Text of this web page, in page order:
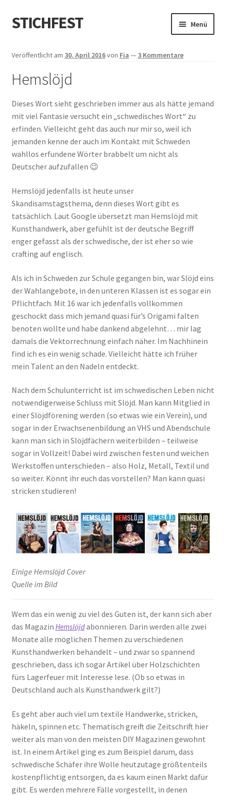
Zur
Navigation
Zum
Inhalt
STICHFEST Menü
Blog
Shop
About me
Veröffentlicht am 30. April 2016von Fia — 3 Kommentare
Hemslöjd
Dieses Wort sieht geschrieben immer aus als hätte jemand
mit viel Fantasie versucht ein „schwedisches Wort“ zu
erfinden. Vielleicht geht das auch nur mir so, weil ich
jemanden kenne der auch im Kontakt mit Schweden
wahllos erfundene Wörter brabbelt um nicht als
Deutscher aufzufallen 😉
Hemslöjd jedenfalls ist heute unser
Skandisamstagsthema, denn dieses Wort gibt es
tatsächlich. Laut Google übersetzt man Hemslöjd mit
Kunsthandwerk, aber gefühlt ist der deutsche Begriff
enger gefasst als der schwedische, der ist eher so wie
crafting auf englisch.
Als ich in Schweden zur Schule gegangen bin, war Slöjd eins
der Wahlangebote, in den unteren Klassen ist es sogar ein
Pflichtfach. Mit 16 war ich jedenfalls vollkommen
geschockt dass mich jemand quasi für’s Origami falten
benoten wollte und habe dankend abgelehnt… mir lag
damals die Vektorrechnung einfach näher. Im Nachhinein
find ich es ein wenig schade. Vielleicht hätte ich früher
mein Talent an den Nadeln entdeckt.
Nach dem Schulunterricht ist im schwedischen Leben nicht
notwendigerweise Schluss mit Slöjd. Man kann Mitglied in
einer Slöjdförening werden (so etwas wie ein Verein), und
sogar in der Erwachsenenbildung an VHS und Abendschule
kann man sich in Slöjdfächern weiterbilden – teilweise
sogar in Vollzeit! Dabei wird zwischen festen und weichen
Werkstoffen unterschieden – also Holz, Metall, Textil und
so weiter. Könnt ihr euch das vorstellen? Man kann quasi
stricken studieren!
Einige Hemslöjd Cover
Quelle im Bild
Wem das ein wenig zu viel des Guten ist, der kann sich aber
das Magazin Hemslöjdabonnieren. Darin werden alle zwei
Monate alle möglichen Themen zu verschiedenen
Kunsthandwerken behandelt – und zwar so spannend
geschrieben, dass ich sogar Artikel über Holzschichten
fürs Lagerfeuer mit Interesse lese. (Ob so etwas in
Deutschland auch als Kunsthandwerk gilt?)
Es geht aber auch viel um textile Handwerke, stricken,
häkeln, spinnen etc. Thematisch greift die Zeitschrift hier
weiter als man von den meisten DIY Magazinen gewohnt
ist. In einem Artikel ging es zum Beispiel darum, dass
schwedische Schäfer ihre Wolle heutzutage größtenteils
kostenpflichtig entsorgen, da es kaum einen Markt dafür
gibt. Es werden mehrere Fälle vorgestellt, in denen